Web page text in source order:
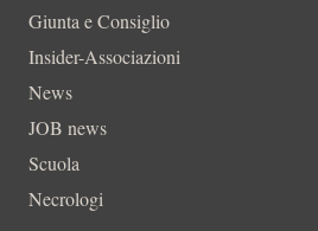
Giunta e Consiglio
Insider-Associazioni
News
JOB news
Scuola
Necrologi